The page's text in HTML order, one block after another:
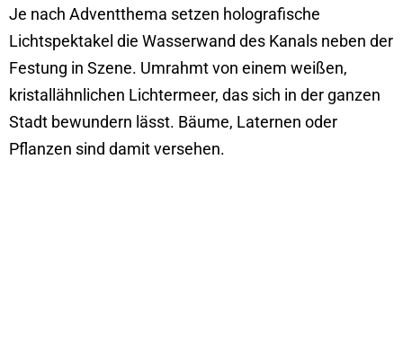
Je nach Adventthema setzen holografische
Lichtspektakel die Wasserwand des Kanals neben der
Festung in Szene. Umrahmt von einem weißen,
kristallähnlichen Lichtermeer, das sich in der ganzen
Stadt bewundern lässt. Bäume, Laternen oder
Pflanzen sind damit versehen.